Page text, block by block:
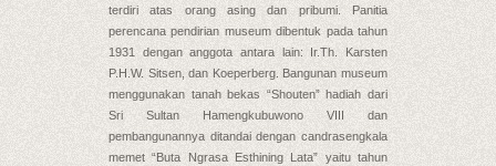
terdiri atas orang asing dan pribumi. Panitia
perencana pendirian museum dibentuk pada tahun
1931 dengan anggota antara lain: Ir.Th. Karsten
P.H.W. Sitsen, dan Koeperberg. Bangunan museum
menggunakan tanah bekas “Shouten” hadiah dari
Sri Sultan Hamengkubuwono VIII dan
pembangunannya ditandai dengan candrasengkala
memet “Buta Ngrasa Esthining Lata” yaitu tahun